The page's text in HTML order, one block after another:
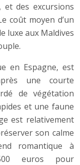
des excursions
coût moyen d’un
luxe aux Maldives
en Espagne, est
une courte
de végétation
et une faune
est relativement
son calme
romantique à
euros pour